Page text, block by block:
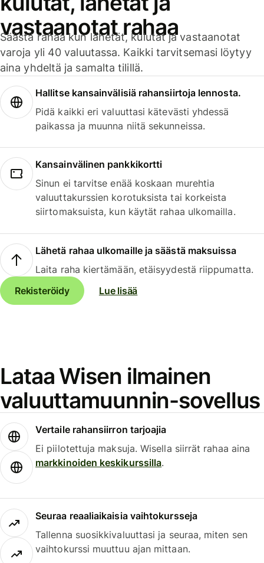
vastaanotat rahaa
Säästä rahaa kun lähetät, kulutat ja vastaanotat
varoja yli 40 valuutassa. Kaikki tarvitsemasi löytyy
aina yhdeltä ja samalta tilillä.
Hallitse kansainvälisiä rahansiirtoja lennosta.
Pidä kaikki eri valuuttasi kätevästi yhdessä
paikassa ja muunna niitä sekunneissa.
Kansainvälinen pankkikortti
Sinun ei tarvitse enää koskaan murehtia
valuuttakurssien korotuksista tai korkeista
siirtomaksuista, kun käytät rahaa ulkomailla.
Lähetä rahaa ulkomaille ja säästä maksuissa
Laita raha kiertämään, etäisyydestä riippumatta.
Rekisteröidy
Lue lisää
Lataa Wisen ilmainen
valuuttamuunnin-sovellus
Vertaile rahansiirron tarjoajia
Ei piilotettuja maksuja. Wisella siirrät rahaa aina
markkinoiden keskikurssilla.
Seuraa reaaliaikaisia vaihtokursseja
Tallenna suosikkivaluuttasi ja seuraa, miten sen
vaihtokurssi muuttuu ajan mittaan.